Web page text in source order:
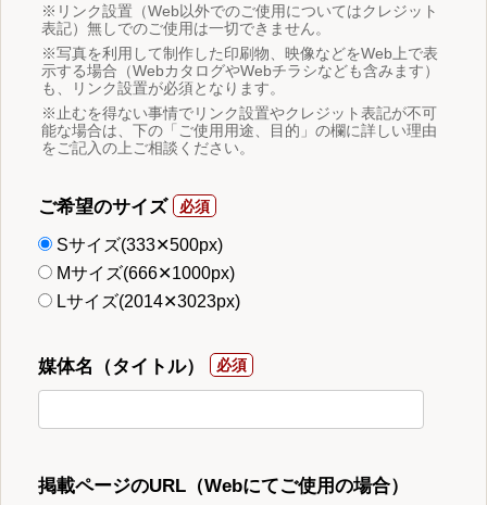
※リンク設置（Web以外でのご使用についてはクレジット
表記）無しでのご使用は一切できません。
※写真を利用して制作した印刷物、映像などをWeb上で表
示する場合（WebカタログやWebチラシなども含みます）
も、リンク設置が必須となります。
※止むを得ない事情でリンク設置やクレジット表記が不可
能な場合は、下の「ご使用用途、目的」の欄に詳しい理由
をご記入の上ご相談ください。
ご希望のサイズ
Sサイズ(333✕500px)
Mサイズ(666✕1000px)
Lサイズ(2014✕3023px)
媒体名（タイトル）
掲載ページのURL（Webにてご使用の場合）